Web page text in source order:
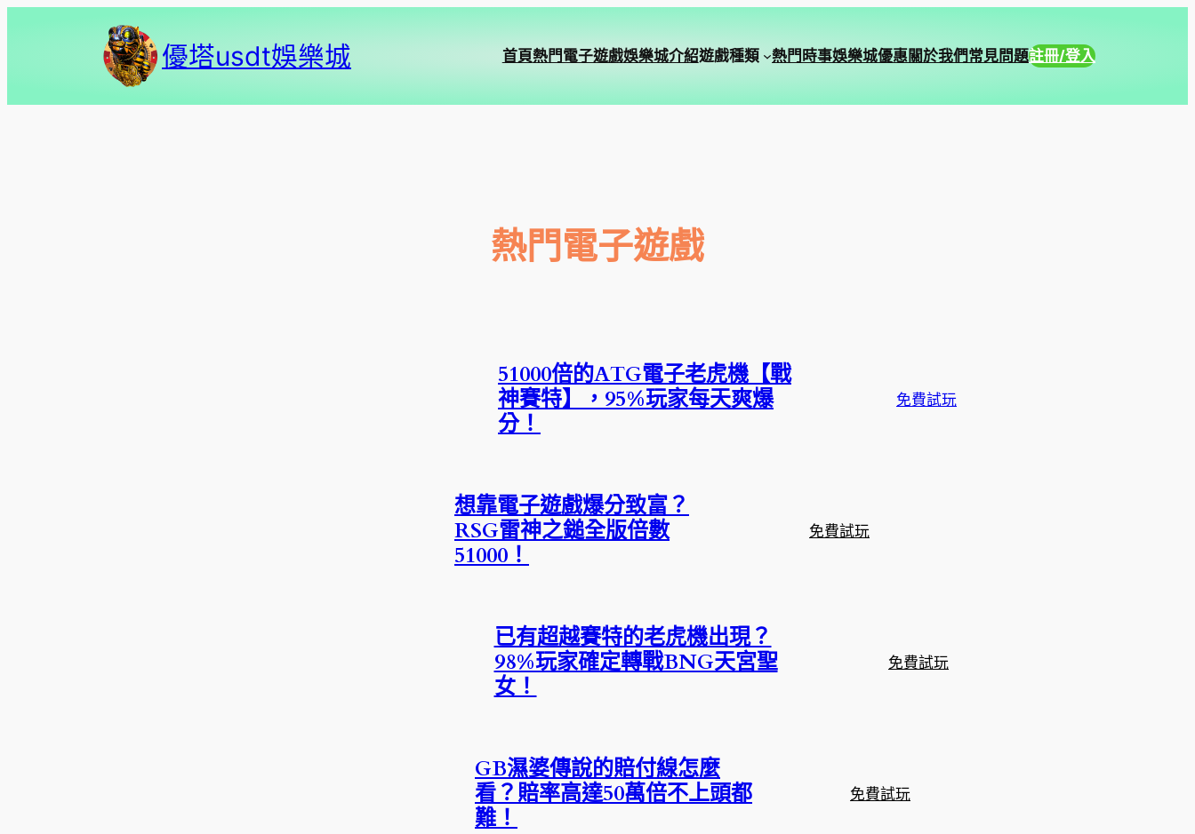
內
優塔usdt娛樂城 首頁熱門電子遊戲娛樂城介紹遊戲種類 熱門時事娛樂城優惠關於我們常見問題註冊/登入
熱門電子遊戲
51000倍的ATG電子老虎機【戰
神賽特】，95%玩家每天爽爆
分！
免費試玩
想靠電子遊戲爆分致富？
RSG雷神之鎚全版倍數
51000！
免費試玩
已有超越賽特的老虎機出現？
98%玩家確定轉戰BNG天宮聖
女！
免費試玩
GB濕婆傳說的賠付線怎麼
看？賠率高達50萬倍不上頭都
難！
免費試玩